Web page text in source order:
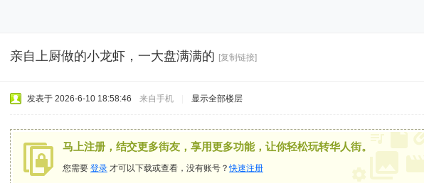
亲自上厨做的小龙虾，一大盘满满的 [复制链接]
发表于 2026-6-10 18:58:46 来自手机 显示全部楼层
马上注册，结交更多街友，享用更多功能，让你轻松玩转华人街。
您需要 登录 才可以下载或查看，没有账号？快速注册